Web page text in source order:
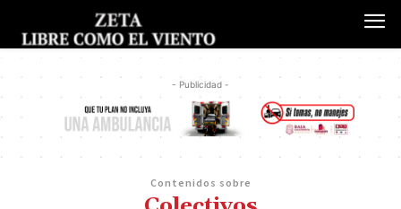
- Publicidad -
Contenidos sobre